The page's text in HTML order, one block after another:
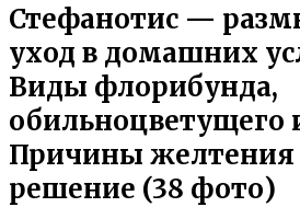
Стефанотис —
уход в домашних
Виды флорибунда,
обильноцветущего
Причины желтения
решение (38 фото)